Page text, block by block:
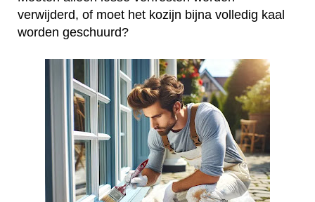
verwijderd, of moet het kozijn bijna volledig kaal
worden geschuurd?